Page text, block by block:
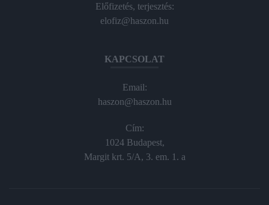
Előfizetés, terjesztés:
elofiz@haszon.hu
KAPCSOLAT
Email:
haszon@haszon.hu
Cím:
1024 Budapest,
Margit krt. 5/A, 3. em. 1. a